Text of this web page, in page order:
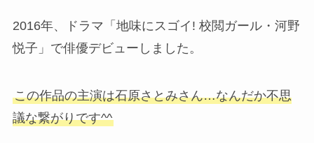
2016年、ドラマ「地味にスゴイ! 校閲ガール・河野
悦子」で俳優デビューしました。
この作品の主演は石原さとみさん…なんだか不思
議な繋がりです^^